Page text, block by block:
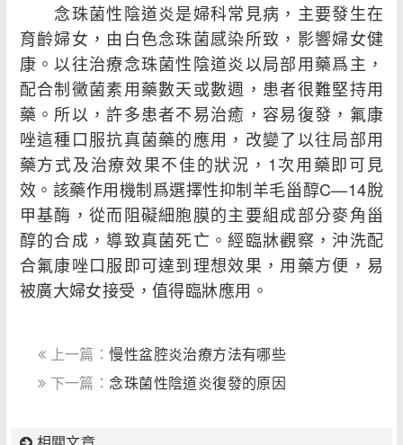
念珠菌性陰道炎是婦科常見病，主要發生在
育齡婦女，由白色念珠菌感染所致，影響婦女健
康。以往治療念珠菌性陰道炎以局部用藥爲主，
配合制黴菌素用藥數天或數週，患者很難堅持用
藥。所以，許多患者不易治癒，容易復發，氟康
唑這種口服抗真菌藥的應用，改變了以往局部用
藥方式及治療效果不佳的狀況，1次用藥即可見
效。該藥作用機制爲選擇性抑制羊毛甾醇C—14脫
甲基酶，從而阻礙細胞膜的主要組成部分麥角甾
醇的合成，導致真菌死亡。經臨牀觀察，沖洗配
合氟康唑口服即可達到理想效果，用藥方便，易
被廣大婦女接受，值得臨牀應用。
上一篇：慢性盆腔炎治療方法有哪些
下一篇： 念珠菌性陰道炎復發的原因